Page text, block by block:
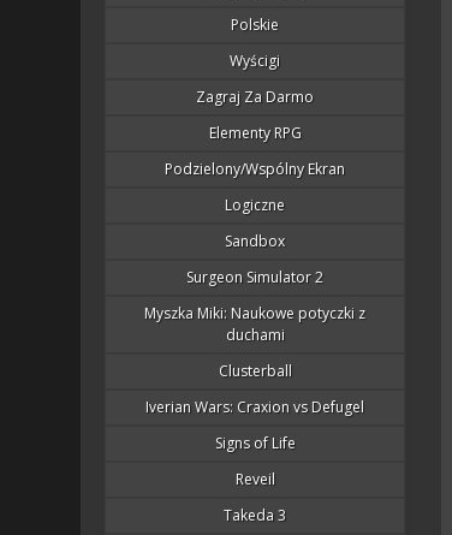
Polskie
Wyścigi
Zagraj Za Darmo
Elementy RPG
Podzielony/wspólny Ekran
Logiczne
Sandbox
Surgeon Simulator 2
Myszka Miki: Naukowe potyczki z
duchami
Clusterball
Iverian Wars: Craxion vs Defugel
Signs of Life
Reveil
Takeda 3